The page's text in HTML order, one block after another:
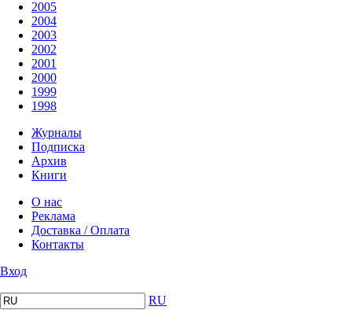
2005
2004
2003
2002
2001
2000
1999
1998
Журналы
Подписка
Архив
Книги
О нас
Реклама
Доставка / Оплата
Контакты
Вход
RU